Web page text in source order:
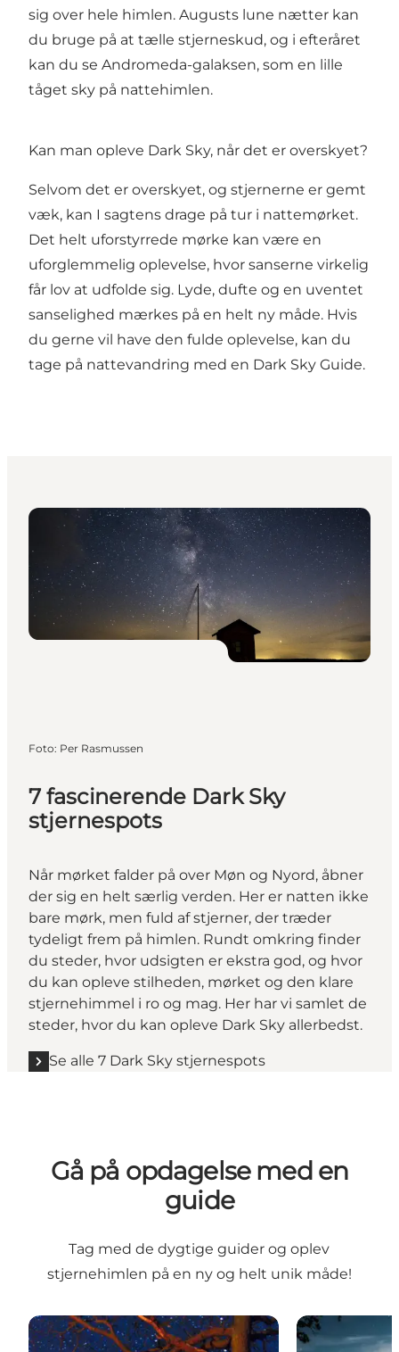
sig over hele himlen. Augusts lune nætter kan
du bruge på at tælle stjerneskud, og i efteråret
kan du se Andromeda-galaksen, som en lille
tåget sky på nattehimlen.
Kan man opleve Dark Sky, når det er overskyet?
Selvom det er overskyet, og stjernerne er gemt
væk, kan I sagtens drage på tur i nattemørket.
Det helt uforstyrrede mørke kan være en
uforglemmelig oplevelse, hvor sanserne virkelig
får lov at udfolde sig. Lyde, dufte og en uventet
sanselighed mærkes på en helt ny måde. Hvis
du gerne vil have den fulde oplevelse, kan du
tage på nattevandring med en Dark Sky Guide.
Foto: Per Rasmussen
7 fascinerende Dark Sky
stjernespots
Når mørket falder på over Møn og Nyord, åbner
der sig en helt særlig verden. Her er natten ikke
bare mørk, men fuld af stjerner, der træder
tydeligt frem på himlen. Rundt omkring finder
du steder, hvor udsigten er ekstra god, og hvor
du kan opleve stilheden, mørket og den klare
stjernehimmel i ro og mag. Her har vi samlet de
steder, hvor du kan opleve Dark Sky allerbedst.
Se alle 7 Dark Sky stjernespots
Gå på opdagelse med en
guide
Tag med de dygtige guider og oplev
stjernehimlen på en ny og helt unik måde!
Naturguide Møn - en del af Dark Sky Stille